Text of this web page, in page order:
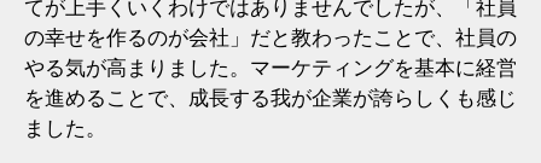
てが上手くいくわけではありませんでしたが、「社員
の幸せを作るのが会社」だと教わったことで、社員の
やる気が高まりました。マーケティングを基本に経営
を進めることで、成長する我が企業が誇らしくも感じ
ました。